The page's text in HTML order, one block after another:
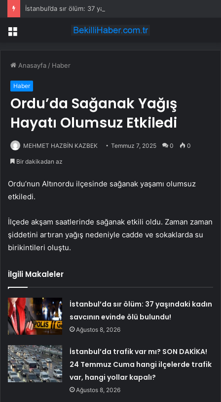
Menü
Anasayfa / Haber
Haber
Ordu’da Sağanak Yağış
Hayatı Olumsuz Etkiledi
MEHMET HAZBİN KAZBEK Temmuz 7, 2025 0 0
Bir dakikadan az
Ordu’nun Altınordu ilçesinde sağanak yaşamı olumsuz
etkiledi.
İlçede akşam saatlerinde sağanak etkili oldu. Zaman zaman
şiddetini artıran yağış nedeniyle cadde ve sokaklarda su
birikintileri oluştu.
İlgili Makaleler
İstanbul’da sır ölüm: 37 yaşındaki kadın
savcının evinde ölü bulundu!
Ağustos 8, 2026
İstanbul’da trafik var mı? SON DAKİKA!
24 Temmuz Cuma hangi ilçelerde trafik
var, hangi yollar kapalı?
Ağustos 8, 2026